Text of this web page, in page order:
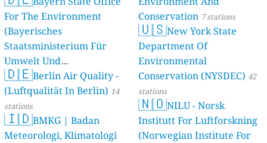
For The Environment
(Bayerisches
Staatsministerium Für
Umwelt Und
Verbraucherschutz) - LfU
46 stations
🇩🇪Berlin Air Quality -
(Luftqualität In Berlin) 14
stations
🇮🇩BMKG | Badan
Meteorologi, Klimatologi
Conservation 7 stations
🇺🇸New York State
Department Of
Environmental
Conservation (NYSDEC) 42
stations
🇳🇴NILU - Norsk
Institutt For Luftforskning
(Norwegian Institute For